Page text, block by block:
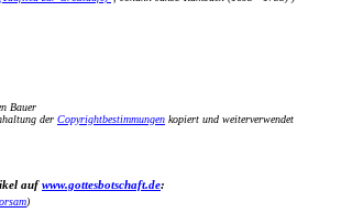
Bauer
der Copyrightbestimmungen kopiert und weiterverwendet
aufwww.gottesbotschaft.de:
)